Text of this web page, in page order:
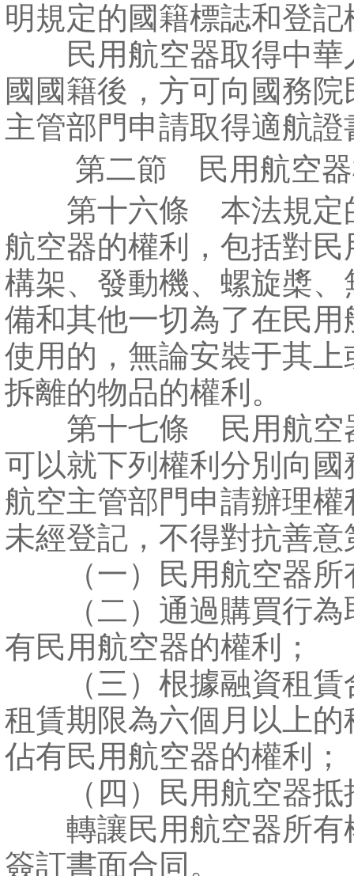
明規定的國籍標誌和登記
民用航空器取得中華
國國籍後，方可向國務院
主管部門申請取得適航證
第二節 民用航空
第十六條 本法規定
航空器的權利，包括對民
構架、發動機、螺旋槳、
備和其他一切為了在民用
使用的，無論安裝于其上
拆離的物品的權利。
第十七條 民用航空
可以就下列權利分別向國
航空主管部門申請辦理權
未經登記，不得對抗善意
（一）民用航空器所
（二）通過購買行為
有民用航空器的權利；
（三）根據融資租賃
租賃期限為六個月以上的
佔有民用航空器的權利；
（四）民用航空器抵
轉讓民用航空器所有
簽訂書面合同。